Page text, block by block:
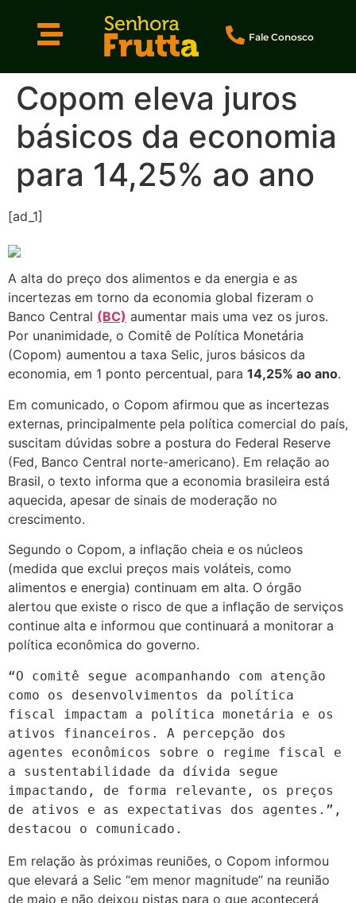
Fale Conosco
Copom eleva juros
básicos da economia
para 14,25% ao ano
[ad_1]
A alta do preço dos alimentos e da energia e as
incertezas em torno da economia global fizeram o
Banco Central (BC) aumentar mais uma vez os juros.
Por unanimidade, o Comitê de Política Monetária
(Copom) aumentou a taxa Selic, juros básicos da
economia, em 1 ponto percentual, para 14,25% ao ano.
Em comunicado, o Copom afirmou que as incertezas
externas, principalmente pela política comercial do país,
suscitam dúvidas sobre a postura do Federal Reserve
(Fed, Banco Central norte-americano). Em relação ao
Brasil, o texto informa que a economia brasileira está
aquecida, apesar de sinais de moderação no
crescimento.
Segundo o Copom, a inflação cheia e os núcleos
(medida que exclui preços mais voláteis, como
alimentos e energia) continuam em alta. O órgão
alertou que existe o risco de que a inflação de serviços
continue alta e informou que continuará a monitorar a
política econômica do governo.
“O comitê segue acompanhando com atenção
como os desenvolvimentos da política
fiscal impactam a política monetária e os
ativos financeiros. A percepção dos
agentes econômicos sobre o regime fiscal e
a sustentabilidade da dívida segue
impactando, de forma relevante, os preços
de ativos e as expectativas dos agentes.”,
destacou o comunicado.
Em relação às próximas reuniões, o Copom informou
que elevará a Selic “em menor magnitude” na reunião
de maio e não deixou pistas para o que acontecerá